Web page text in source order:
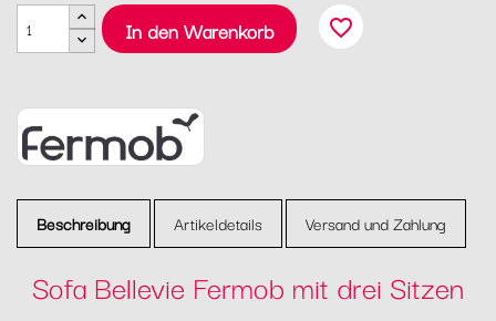
In den Warenkorb
favorite_border
Beschreibung Artikeldetails Versand und Zahlung
Sofa Bellevie Fermob mit drei Sitzen